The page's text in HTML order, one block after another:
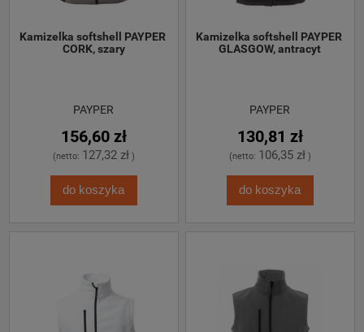
Kamizelka softshell PAYPER
CORK, szary
PAYPER
156,60 zł
(netto: 127,32 zł)
do koszyka
Kamizelka softshell PAYPER
GLASGOW, antracyt
PAYPER
130,81 zł
(netto: 106,35 zł)
do koszyka